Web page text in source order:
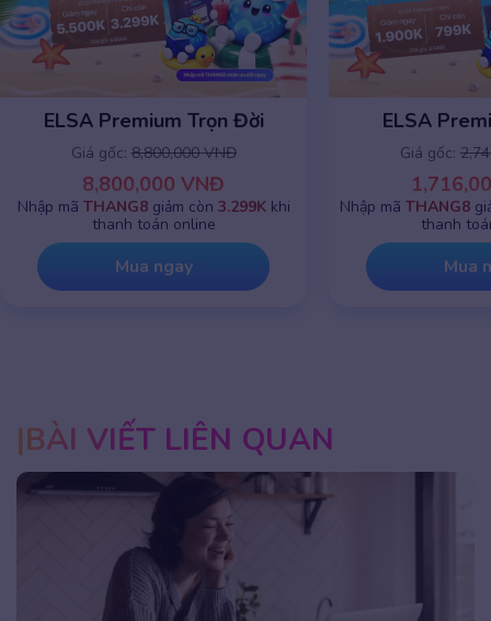
ELSA Premium 1 năm
Giá gốc:2,745,000 VNĐ
1,716,000 VNĐ
Nhập mãTHANG8giảm chỉ còn799K
thanh toán online
Mua ngay
ELSA
Giá gốc:
Nhập mã
thanh
BÀI VIẾT LIÊN QUAN